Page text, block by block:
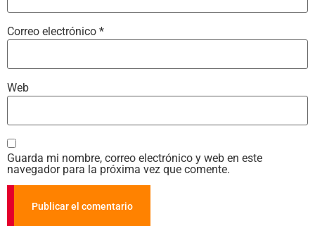
Correo electrónico *
Web
Guarda mi nombre, correo electrónico y web en este
navegador para la próxima vez que comente.